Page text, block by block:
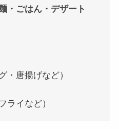
・ごはん・デザート
・唐揚げなど）
ライなど）